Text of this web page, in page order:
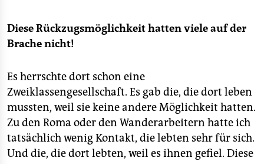
Diese Rückzugsmöglichkeit hatten viele auf der
Brache nicht!
Es herrschte dort schon eine
Zweiklassengesellschaft. Es gab die, die dort leben
mussten, weil sie keine andere Möglichkeit hatten.
Zu den Roma oder den Wanderarbeitern hatte ich
tatsächlich wenig Kontakt, die lebten sehr für sich.
Und die, die dort lebten, weil es ihnen gefiel. Diese